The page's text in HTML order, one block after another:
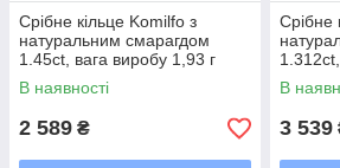
Срібне кільце Komilfo з
натуральним смарагдом
1.45ct, вага виробу 1,93 г
(2214106) 17.5 розмір
В наявності
2 589 ₴
Срібне
виробу
розмір
В
3 539